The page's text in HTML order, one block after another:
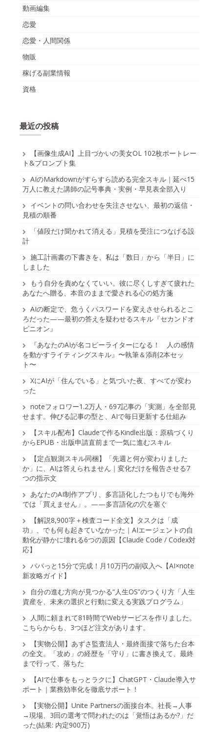
動画編集
恋愛
恋愛・人間関係
物販
稼げる副業情報
資格
最近の投稿
【画像生成AI】上目づかいの美女OL 102枚ポートレー
ト&プロンプト集
AIのMarkdownがすらすら読める完全スキル｜延べ15
万人に教えた講師の記号事典・実例・早見表全部入り
イベントの問い合わせを失注させない、最初の返信・
見積の順番
「値段だけ聞かれて消える」見積を受注につなげる設
計
施工計画書の下書きを、私は「数日」から「半日」に
しました
もう自分を責めなくていい。彼に尽くしすぎて疲れた
あなたへ贈る、本音のままで愛される心の処方箋
AIの断定で、危うくパスワードを変えさせられるとこ
ろだった——最初の答えを疑わせるスキル『セカンドオ
ピニオン』
『あなたのAIが名コピーライターになる！ 人の感情
を動かすライティングスキル』〜執筆＆添削2本セッ
ト〜
XにAIが「住んでいる」と気づいた夜、すべてが変わ
った
noteフォロワー1.2万人・697記事の「実測」を全部見
せます。伸びる記事の型と、AIで毎日更新する仕組み
【スキル配布】Claudeで作るKindle出版：原稿づくり
からEPUB・出版申請直前まで一気に進むスキル
【定点観測スキル同梱】「先週と何が変わりました
か」に、AIは答えられません｜変化だけを報告させる7
つの指示文
あなたのAI制作アプリ、多言語化したつもりでも海外
では「買えません」。——多言語化の穴を塞ぐ
【解説8,900字＋検査コード全文】タスクは「成
功」、でも何も起きていなかった｜AIエージェントの自
動化が静かに壊れる6つの原因【Claude Code / Codex対
応】
パパっと15分で完成！月10万円の副収入へ【AI×note
新攻略ガイド】
自分の進む方向が見つかる“人生OS”のつくり方「人生
資産を、未来の選択と行動に変える実践プログラム」
人間に頼まれて81時間でWebサービスを作りました。
こちらからも、3つほど注文があります。
【実物公開】あずさ監査法人・最終面接で落ちた台本
の全文。「攻め」の経歴を「守り」に書き換えて、最終
まで行って、落ちた
【AIで仕事をもっとラクに】ChatGPT・Claude導入サ
ポート｜業務効率化を徹底サポート！
【実物公開】Unite Partnersの面接台本。社長→人事
→現場、3回の選考で問われたのは「覚悟はあるか?」だ
った(結果: 内定900万)